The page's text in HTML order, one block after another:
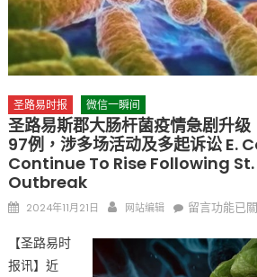
圣路易时报 微信一瞬间
圣路易斯郡大肠杆菌疫情急剧升
97例，涉多场活动及多起诉讼 E.
Continue To Rise Following
Outbreak
Posted
2024年11月21日 Author
网站编辑
在
路
易
留言功能已
【圣路易时
报讯】近